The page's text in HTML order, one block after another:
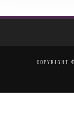
COPYRIGHT